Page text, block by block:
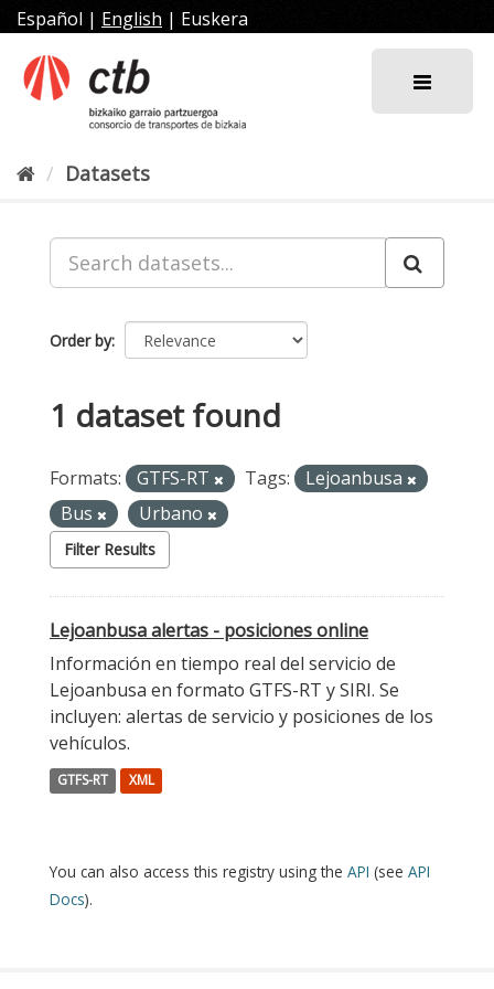
Skip
to
content
Español | English | Euskera
Datasets
Order by
1 dataset found
Formats: GTFS-RT Tags:
Lejoanbusa
Bus
Urbano
Filter Results
Lejoanbusa alertas - posiciones online
Información en tiempo real del servicio de
Lejoanbusa en formato GTFS-RT y SIRI. Se
incluyen: alertas de servicio y posiciones de los
vehículos.
GTFS-RT XML
You can also access this registry using the API (see API
Docs).